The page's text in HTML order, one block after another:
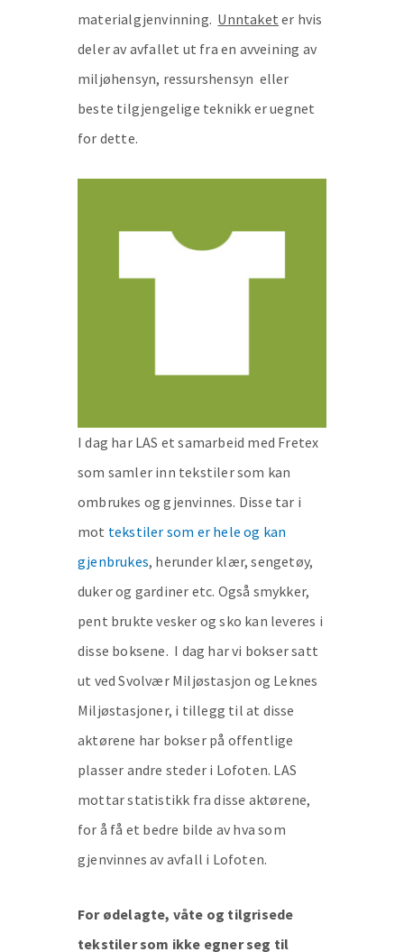
materialgjenvinning. Unntaket er hvis
deler av avfallet ut fra en avveining av
miljøhensyn, ressurshensyn eller
beste tilgjengelige teknikk er uegnet
for dette.
I dag har LAS et samarbeid med Fretex
som samler inn tekstiler som kan
ombrukes og gjenvinnes. Disse tar i
mot tekstiler som er hele og kan
gjenbrukes, herunder klær, sengetøy,
duker og gardiner etc. Også smykker,
pent brukte vesker og sko kan leveres i
disse boksene. I dag har vi bokser satt
ut ved Svolvær Miljøstasjon og Leknes
Miljøstasjoner, i tillegg til at disse
aktørene har bokser på offentlige
plasser andre steder i Lofoten. LAS
mottar statistikk fra disse aktørene,
for å få et bedre bilde av hva som
gjenvinnes av avfall i Lofoten.
For ødelagte, våte og tilgrisede
tekstiler som ikke egner seg til